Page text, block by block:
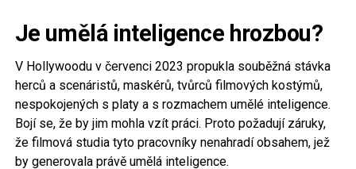
Je umělá inteligence hrozbou?
V Hollywoodu v červenci 2023 propukla souběžná stávka
herců a scenáristů, maskérů, tvůrců filmových kostýmů,
nespokojených s platy a s rozmachem umělé inteligence.
Bojí se, že by jim mohla vzít práci. Proto požadují záruky,
že filmová studia tyto pracovníky nenahradí obsahem, jež
by generovala právě umělá inteligence.